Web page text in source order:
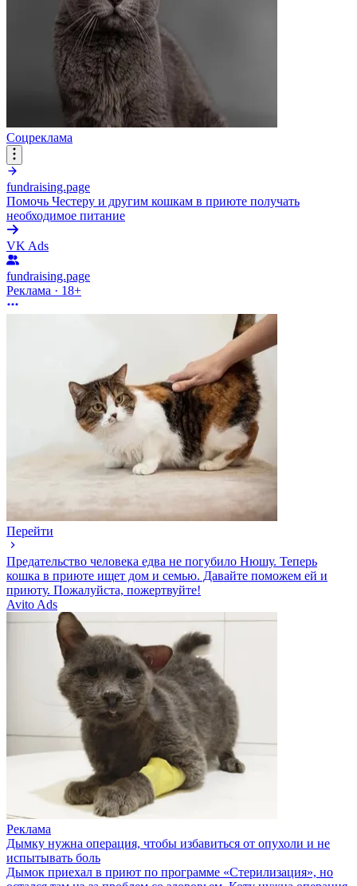
Соцреклама
fundraising.page
Помочь Честеру и другим кошкам в приюте получать
необходимое питание
VK Ads
fundraising.page
Реклама · 18+
Перейти
Предательство человека едва не погубило Нюшу. Теперь
кошка в приюте ищет дом и семью. Давайте поможем ей и
приюту. Пожалуйста, пожертвуйте!
Avito Ads
Реклама
Дымку нужна операция, чтобы избавиться от опухоли и не
испытывать боль
Дымок приехал в приют по программе «Стерилизация», но